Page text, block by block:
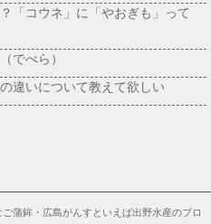
「コウネ」に「やおぎも」って
でべら）
違いについて教えて欲しい
蒲鉾・広島がんすといえば出野水産のブロ